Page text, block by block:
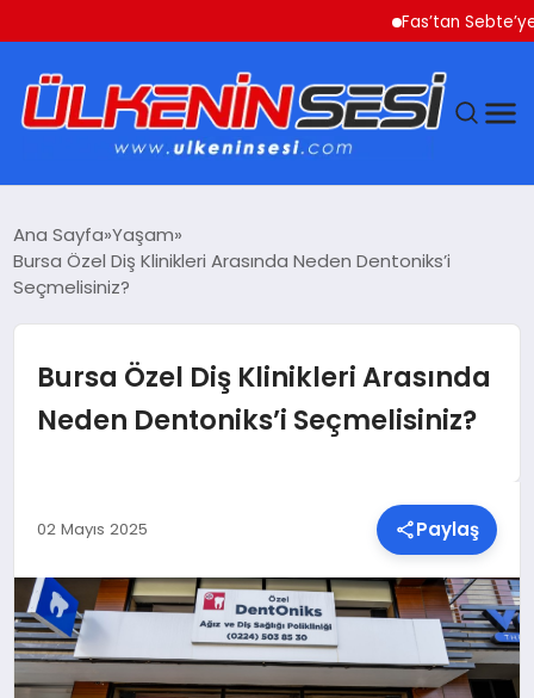
Fas’tan Sebte’ye
EKONOMI
SIYASET
SPOR
TEKNOLOJI
Ana Sayfa Yaşam
Bursa Özel Diş Klinikleri Arasında Neden Dentoniks’i
Seçmelisiniz?
Bursa Özel Diş Klinikleri Arasında
Neden Dentoniks’i Seçmelisiniz?
02 Mayıs 2025 Paylaş